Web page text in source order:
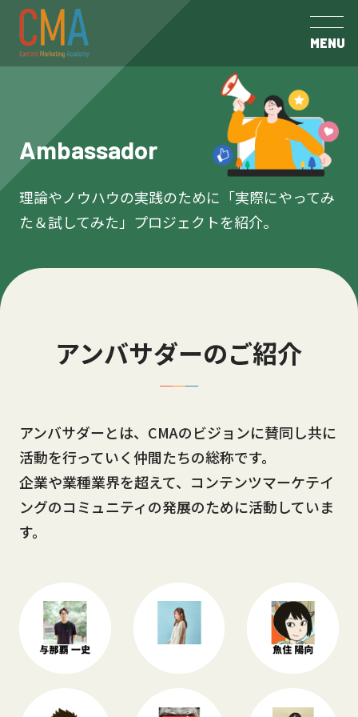
MENU
Ambassador
理論やノウハウの実践のために「実際にやってみ
た＆試してみた」プロジェクトを紹介。
アンバサダーのご紹介
アンバサダーとは、CMAのビジョンに賛同し共に
活動を行っていく仲間たちの総称です。
企業や業種業界を超えて、コンテンツマーケテイ
ングのコミュニティの発展のために活動していま
す。